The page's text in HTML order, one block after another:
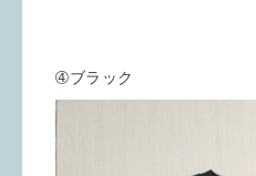
➃ブラック